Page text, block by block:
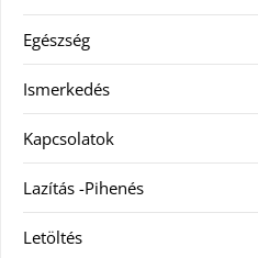
Egészség
Ismerkedés
Kapcsolatok
Lazítás -Pihenés
Letöltés